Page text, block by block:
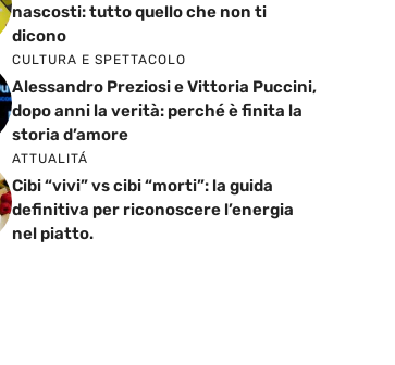
nascosti: tutto quello che non ti
dicono
CULTURA E SPETTACOLO
Alessandro Preziosi e Vittoria Puccini,
dopo anni la verità: perché è finita la
storia d’amore
ATTUALITÁ
Cibi “vivi” vs cibi “morti”: la guida
definitiva per riconoscere l’energia
nel piatto.